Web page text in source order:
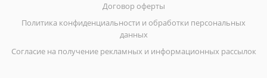
Договор оферты
Политика конфиденциальности и обработки персональных
данных
Согласие на получение рекламных и информационных рассылок